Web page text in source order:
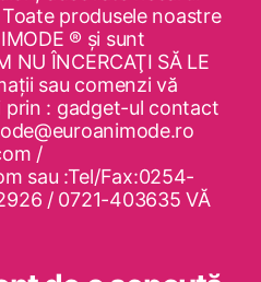
produsele noastre
® şi sunt
NU ÎNCERCAŢI SĂ LE
sau comenzi vă
prin : gadget-ul contact
/
sau :Tel/Fax:0254-
/ 0721-403635 VĂ